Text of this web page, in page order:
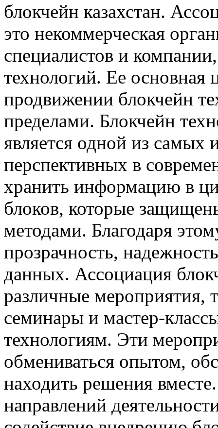
блокчейн казахстан.
это некоммерческая
специалистов и
технологий. Ее основная
продвижении блокчейн
пределами. Блокчейн
является одной из
перспективных в
хранить информацию в
блоков, которые
методами. Благодаря
прозрачность,
данных. Ассоциация
различные мероприятия,
семинары и мастер-
технологиям. Эти
обмениваться опытом,
находить решения
направлений